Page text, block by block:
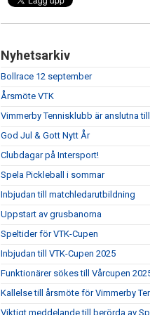
Nyhetsarkiv
Bollrace 12 september
Årsmöte VTK
Vimmerby Tennisklubb är anslutna
God Jul & Gott Nytt År
Clubdagar på Intersport!
Spela Pickleball i sommar
Inbjudan till matchledarutbildning
Uppstart av grusbanorna
Speltider för VTK-Cupen
Inbjudan till VTK-Cupen 2025
Funktionärer sökes till Vårcupen
Kallelse till årsmöte för Vimmerby
Viktigt meddelande till berörda av